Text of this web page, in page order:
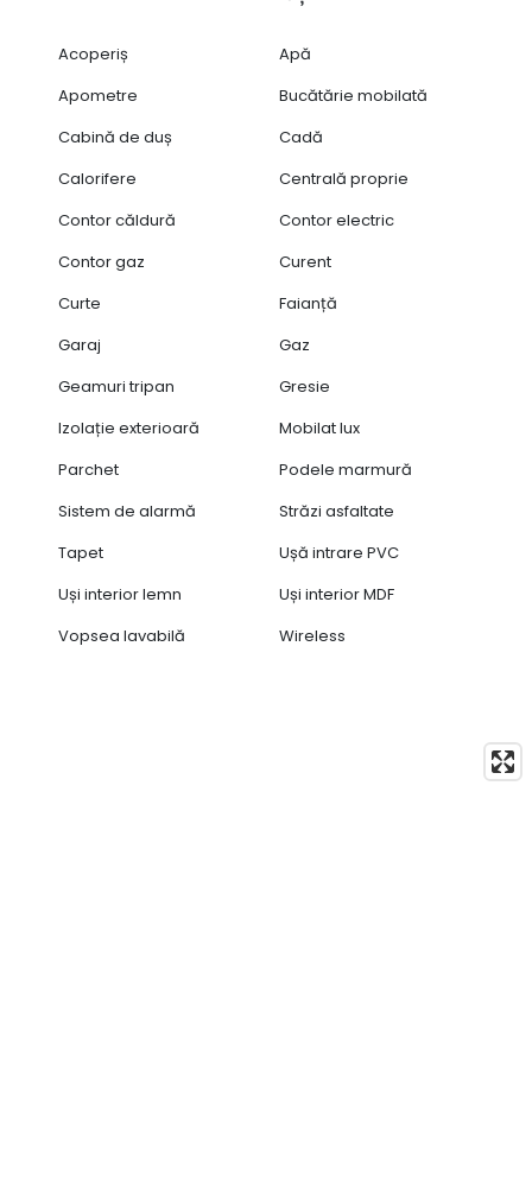
Acoperiș
Apă
Apometre
Bucătărie mobilată
Cabină de duș
Cadă
Calorifere
Centrală proprie
Contor căldură
Contor electric
Contor gaz
Curent
Curte
Faianță
Garaj
Gaz
Geamuri tripan
Gresie
Izolație exterioară
Mobilat lux
Parchet
Podele marmură
Sistem de alarmă
Străzi asfaltate
Tapet
Ușă intrare PVC
Uși interior lemn
Uși interior MDF
Vopsea lavabilă
Wireless